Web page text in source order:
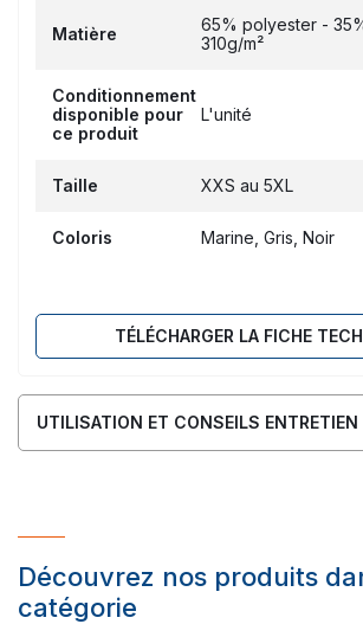
Matière
65% polyester -
310g/m²
Conditionnement
disponible pour
ce produit
L'unité
Taille XXS au 5XL
Coloris Marine, Gris, Noir
TÉLÉCHARGER LA FICHE
UTILISATION ET CONSEILS ENTRETIEN
Découvrez nos produits
catégorie